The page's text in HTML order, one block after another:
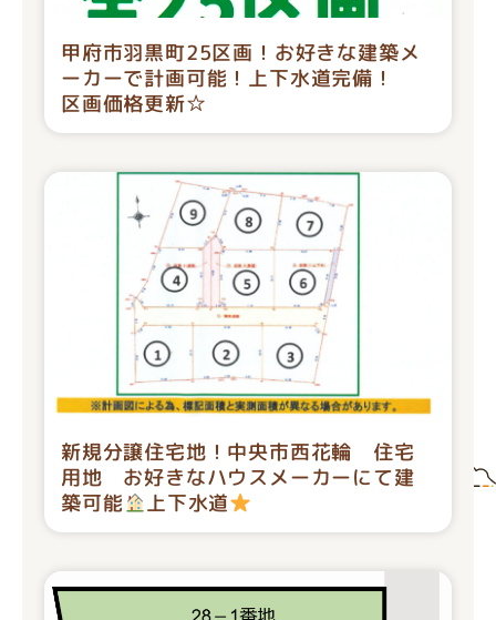
甲府市羽黒町25区画！お好きな建築メ
ーカーで計画可能！上下水道完備！
区画価格更新☆
新規分譲住宅地！中央市西花輪 住宅
用地 お好きなハウスメーカーにて建
築可能
上下水道